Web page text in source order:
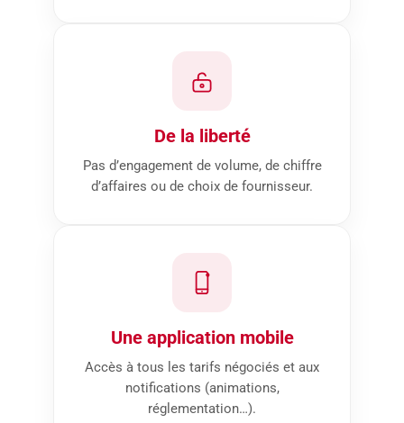
De la liberté
Pas d’engagement de volume, de chiffre
d’affaires ou de choix de fournisseur.
Une application mobile
Accès à tous les tarifs négociés et aux
notifications (animations,
réglementation…).